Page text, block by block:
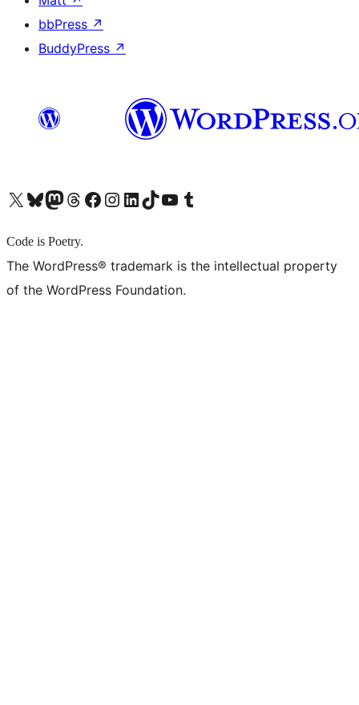
bbPress ↗
BuddyPress ↗
X (旧 Twitter) アカウントへBluesky アカウントへMastodon アカウントへThreads アカウントへ Facebook ページへInstagram アカウントへ LinkedIn アカウントへTikTok アカウントへYouTube チャンネルへ Tumblr アカウントへ
Code is Poetry.
The WordPress® trademark is the intellectual property
of the WordPress Foundation.